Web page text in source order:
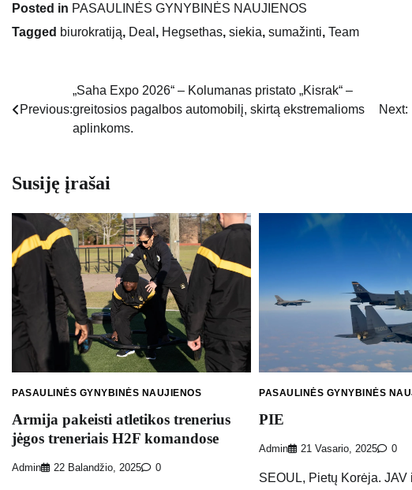
Posted in PASAULINĖS GYNYBINĖS NAUJIENOS
Tagged biurokratiją, Deal , Hegsethas, siekia, sumažinti, Team
Navigacija
Previous:
„Saha Expo 2026“ – Kolumanas pristato „Kisrak“ –
greitosios pagalbos automobilį, skirtą ekstremalioms
aplinkoms.
Next:
Susiję įrašai
PASAULINĖS GYNYBINĖS NAUJIENOS
Armija pakeisti atletikos trenerius
jėgos treneriais H2F komandose
Admin 22 Balandžio, 2025 0
PASAULINĖS GYNYBINĖS
PIE
Admin 21 Vasario, 2025 0
SEOUL, Pietų Korėja. JAV